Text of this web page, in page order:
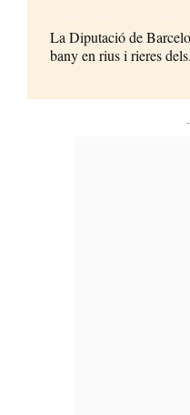
La Diputació de
bany en rius i rieres